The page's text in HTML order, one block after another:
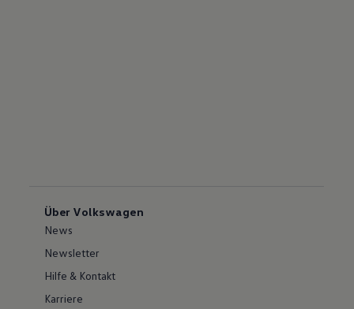
Über Volkswagen
News
Newsletter
Hilfe & Kontakt
Karriere